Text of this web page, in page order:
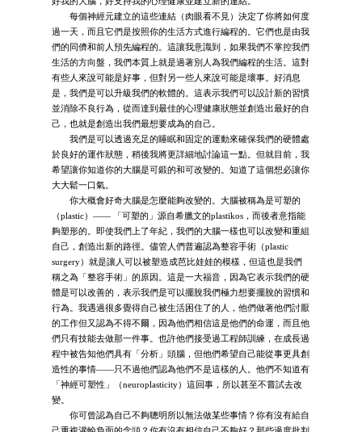
每個神經元建立的這些連結（肉眼看不見）決定了你將如何度
過一天，而且它們是按照你的生活方式進行編程的。它們也是由我
們的同儕和前人預先編程的。這讓我意識到，如果我們不掌控我們
生活的方向盤，我們本質上就是過著別人為我們編程的生活。這對
有些人來說可能是好事，但對另一些人來說可能是壞事。好消息
是，我們是可以升級我們的軟體的。這表示我們可以設計新的習慣
並消除不良行為，從而達到最佳的心理健康狀態並創造出最好的自
己，也就是創造出我們最想要成為的自己。
我們是可以透過充足的睡眠和固定的運動來確保我們的硬體處
於良好的運作狀態，稍後我將更詳細地討論這一點。但就目前，我
希望讓你知道你的大腦是可鍛的和可改變的。知道了這個想必讓你
大大鬆一口氣。
你大概會好奇大腦是怎麼能夠改變的。大腦被稱為是可塑的
（plastic）—— 「可塑的」源自希臘文的plastikos，而後者意指能
夠塑形的。即使我們上了年紀，我們的大腦一樣也可以改變和重組
自己，創造出新的路徑。儘管人們普遍認為整容手術（plastic
surgery）就是讓人可以被塑造成芭比娃娃的模樣，但這也是我們
稱之為「整容手術」的原因。這是一大福音，因為它表示我們的硬
體是可以改善的，表示我們是可以擺脫我們極力想要擺脫的習慣和
行為。我遇過很多覺得自己被生活困住了的人，他們做著他們討厭
的工作但又認為不得不爾，因為他們相信這是他們的命運，而且他
們只有技能去做那一件事。也許他們接受過工程師訓練，在成長過
程中被告知他們具有「分析」頭腦，但他們希望自己能從事更具創
造性的事情——只不過他們認為他們不是這樣的人。他們不知道有
「神經可塑性」（neuroplasticity）這回事，所以甚至不嘗試去改
變。
你可曾認為自己不夠聰明所以無法做某些事情？你有沒有給自